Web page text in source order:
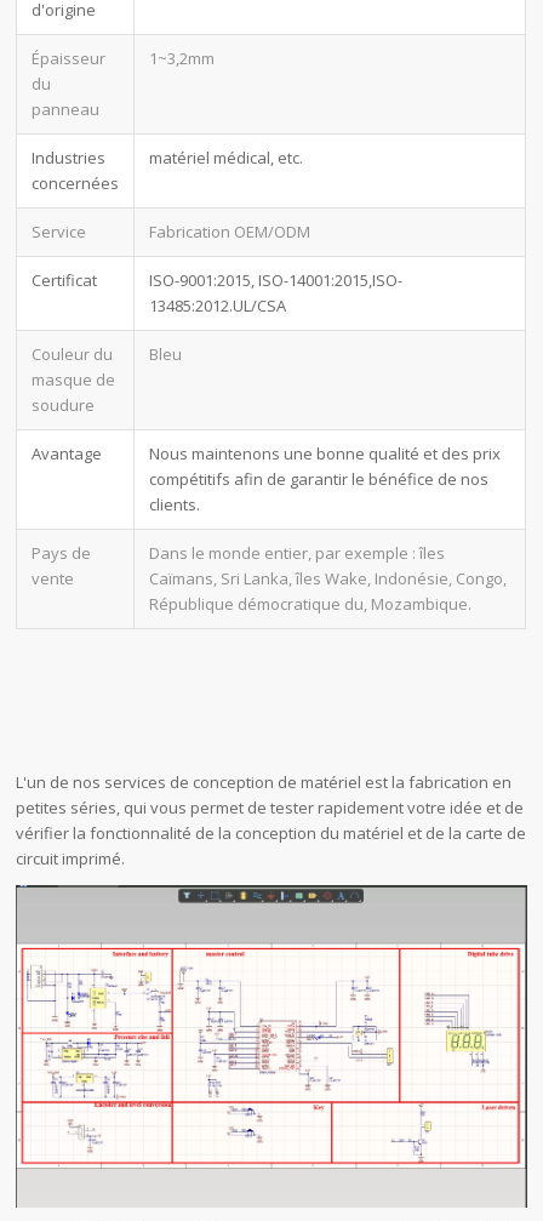
d'origine
Épaisseur
du
panneau
1~3,2mm
Industries
concernées
matériel médical, etc.
Service Fabrication OEM/ODM
Certificat
ISO-9001:2015, ISO-14001:2015,ISO-
13485:2012.UL/CSA
Couleur du
masque de
soudure
Bleu
Avantage
Nous maintenons une bonne qualité et des prix
compétitifs afin de garantir le bénéfice de nos
clients.
Pays de
vente
Dans le monde entier, par exemple : îles
Caïmans, Sri Lanka, îles Wake, Indonésie, Congo,
République démocratique du, Mozambique.
L'un de nos services de conception de matériel est la fabrication en
petites séries, qui vous permet de tester rapidement votre idée et de
vérifier la fonctionnalité de la conception du matériel et de la carte de
circuit imprimé.